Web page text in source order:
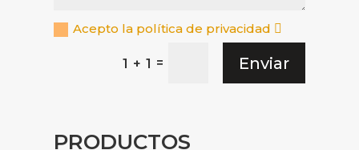
Acepto la política de privacidad
1 + 1 = Enviar
PRODUCTOS